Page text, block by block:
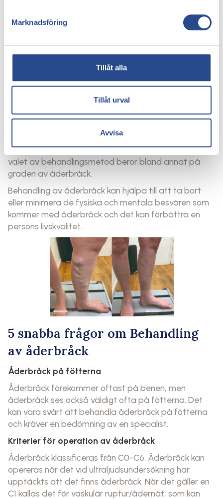
Marknadsföring
Tillåt alla
Tillåt urval
Avvisa
symptomen.
Sammanfattning - Behandling av
Det finns olika faktorer som bidrar till åderbråck. Arv
är den viktigaste faktorn, men övervikt och graviditet
när funktionen av venklaffarna är otillräcklig, så att
trycket i venen ökar vilket kan resultera i åderbråck.
Det finns flera metoder för behandling av åderbråck,
valet av behandlingsmetod beror bland annat på
graden av åderbråck.
Behandling av åderbråck kan hjälpa till att ta bort
eller minimera de fysiska och mentala besvären som
kommer med åderbråck och det kan förbättra en
persons livskvalitet.
5 snabba frågor om Behandling
av åderbråck
Åderbråck på fötterna
Åderbråck förekommer oftast på benen, men
åderbråck ses också väldigt ofta på fötterna. Det
kan vara svårt att behandla åderbråck på fötterna
och kräver en bedömning av en specialist.
Kriterier för operation av åderbråck
Åderbråck klassificeras från C0-C6. Åderbråck kan
opereras när det vid ultraljudsundersökning har
upptäckts att det finns åderbråck. När det gäller en
C1 kallas det för vaskulär ruptur/ådernät, som kan